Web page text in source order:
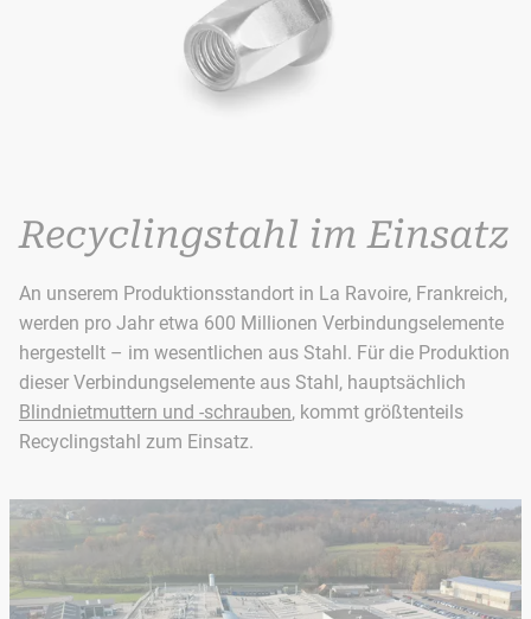
Recyclingstahl im Einsatz
An unserem Produktionsstandort in La Ravoire, Frankreich,
werden pro Jahr etwa 600 Millionen Verbindungselemente
hergestellt – im wesentlichen aus Stahl. Für die Produktion
dieser Verbindungselemente aus Stahl, hauptsächlich
Blindnietmuttern und -schrauben, kommt größtenteils
Recyclingstahl zum Einsatz.